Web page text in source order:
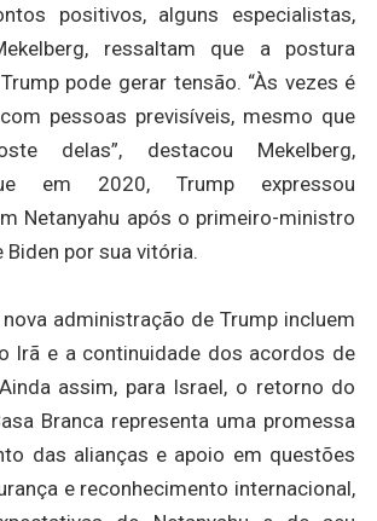
positivos, alguns especialistas,
ressaltam que a postura
pode gerar tensão. “Às vezes é
pessoas previsíveis, mesmo que
delas”, destacou Mekelberg,
em 2020, Trump expressou
Netanyahu após o primeiro-ministro
Biden por sua vitória.
administração de Trump incluem
Irã e a continuidade dos acordos de
assim, para Israel, o retorno do
Branca representa uma promessa
das alianças e apoio em questões
e reconhecimento internacional,